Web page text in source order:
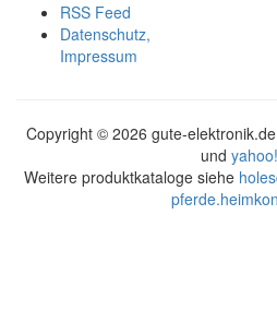
RSS Feed
Datenschutz,
Impressum
Copyright © 2026 gute-
und
Weitere produktkataloge siehe